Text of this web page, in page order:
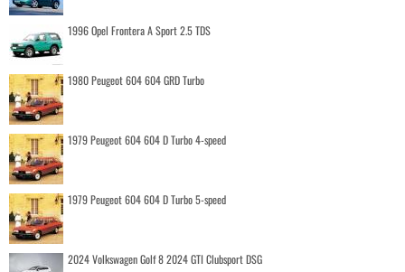
1996 Opel Frontera A Sport 2.5 TDS
1980 Peugeot 604 604 GRD Turbo
1979 Peugeot 604 604 D Turbo 4-speed
1979 Peugeot 604 604 D Turbo 5-speed
2024 Volkswagen Golf 8 2024 GTI Clubsport DSG